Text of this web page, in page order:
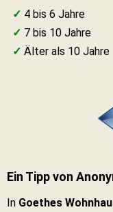
✓ 4 bis 6 Jahre
✓ 7 bis 10 Jahre
✓ Älter als 10 Jahre
Ein Tipp von
In Goethes